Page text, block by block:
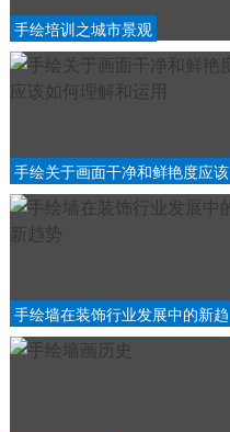
手绘培训之城市景观
手绘关于画面干净和鲜艳度应该
如何理解和运用
手绘墙在装饰行业发展中的新趋
势